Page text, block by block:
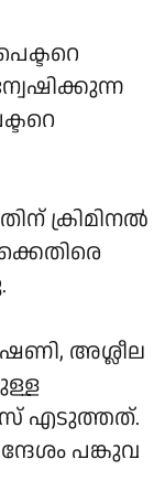
ക്രിമിനൽ
അശ്ലീല
എടുത്തത്.
പങ്കുവ